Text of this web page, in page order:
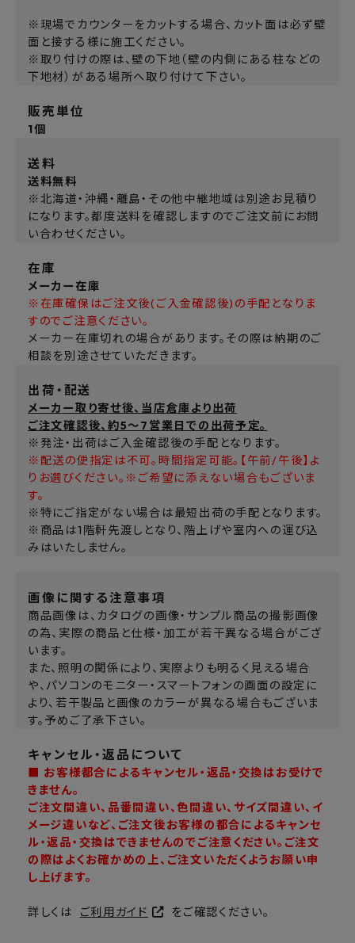
※現場でカウンターをカットする場合、カット面は必ず壁
面と接する様に施工ください。
※取り付けの際は、壁の下地（壁の内側にある柱などの
下地材）がある場所へ取り付けて下さい。
販売単位
1個
送料
送料無料
※北海道・沖縄・離島・その他中継地域は別途お見積り
になります。都度送料を確認しますのでご注文前にお問
い合わせください。
在庫
メーカー在庫
※在庫確保はご注文後(ご入金確認後)の手配となりま
すのでご注意ください。
メーカー在庫切れの場合があります。その際は納期のご
相談を別途させていただきます。
出荷・配送
メーカー取り寄せ後、当店倉庫より出荷
ご注文確認後、約5～7営業日での出荷予定。
※発注・出荷はご入金確認後の手配となります。
※配送の便指定は不可。時間指定可能。【午前/午後】よ
りお選びください。※ご希望に添えない場合もございま
す。
※特にご指定がない場合は最短出荷の手配となります。
※商品は1階軒先渡しとなり、階上げや室内への運び込
みはいたしません。
画像に関する注意事項
商品画像は、カタログの画像・サンプル商品の撮影画像
の為、実際の商品と仕様・加工が若干異なる場合がござ
います。
また、照明の関係により、実際よりも明るく見える場合
や、パソコンのモニター・スマートフォンの画面の設定に
より、若干製品と画像のカラーが異なる場合もございま
す。予めご了承下さい。
キャンセル・返品について
■ お客様都合によるキャンセル・返品・交換はお受けで
きません。
ご注文間違い、品番間違い、色間違い、サイズ間違い、イ
メージ違いなど、ご注文後お客様の都合によるキャンセ
ル・返品・交換はできませんのでご注意ください。ご注文
の際はよくお確かめの上、ご注文いただくようお願い申
し上げます。
詳しくは ご利用ガイド をご確認ください。